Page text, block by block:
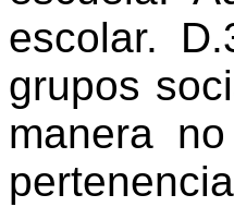
escolar.
grupos
manera